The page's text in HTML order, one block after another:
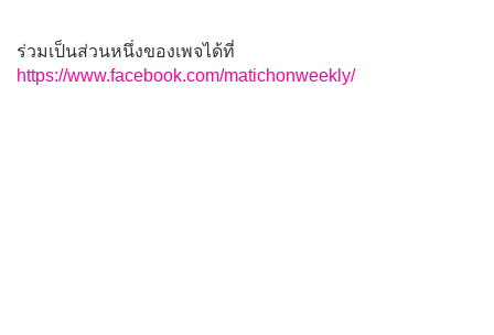
ร่วมเป็นส่วนหนึ่งของเพจได้ที่
https://www.facebook.com/matichonweekly/